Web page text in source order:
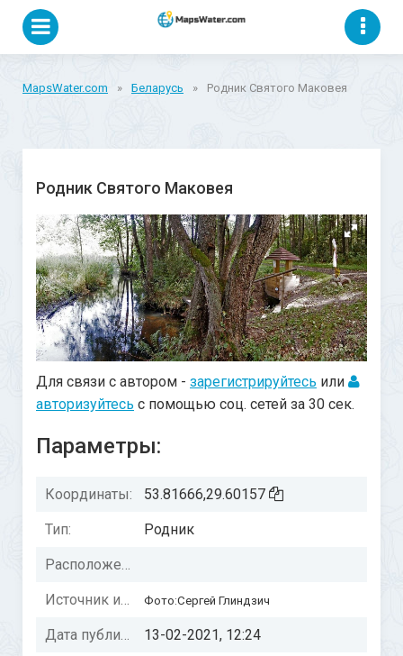
MapsWater.com » Беларусь » Родник Святого Маковея
Родник Святого Маковея
Для связи с автором - зарегистрируйтесь или
авторизуйтесь с помощью соц. сетей за 30 сек.
Параметры:
Координаты: 53.81666,29.60157
Тип: Родник
Расположение:
Источник информации: Фото:Сергей Глиндзич
Дата публикации: 13-02-2021, 12:24